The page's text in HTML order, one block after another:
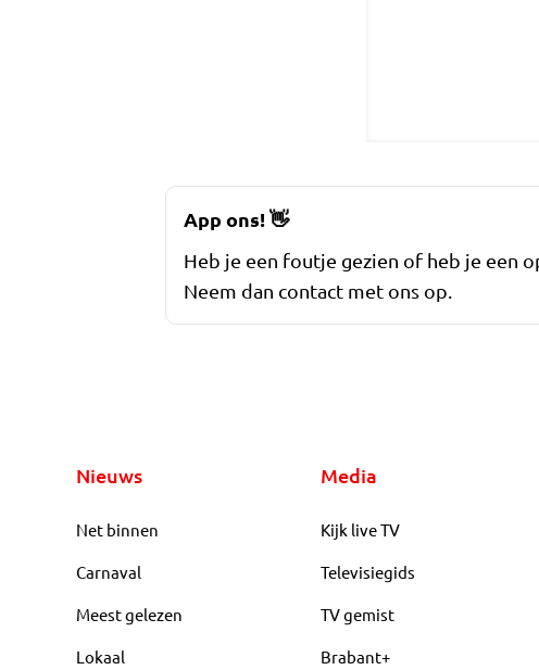
App ons!👋
Heb je een foutje gezien of heb je een
Neem dan contact met ons op.
Nieuws
Net binnen
Carnaval
Meest gelezen
Lokaal
Media
Kijk live TV
Televisiegids
TV gemist
Brabant+